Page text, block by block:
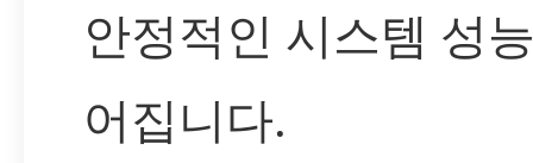
안정적인 시스템 성
어집니다.